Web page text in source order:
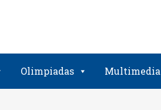
Olimpiadas Multimedia